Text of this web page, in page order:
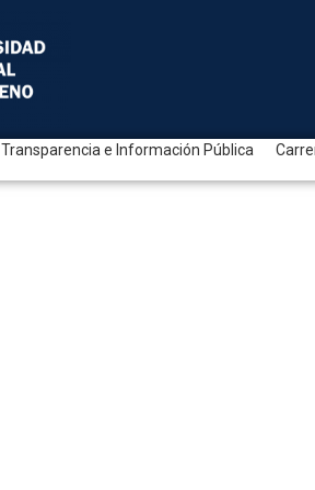
Transparencia e Información Pública